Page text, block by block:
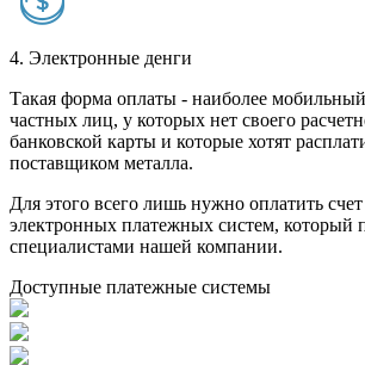
4. Электронные денги
Такая форма оплаты - наиболее
частных лиц, у которых нет своего
банковской карты и которые хотят
поставщиком металла.
Для этого всего лишь нужно оплатить
электронных платежных систем, который
специалистами нашей компании.
Доступные платежные системы